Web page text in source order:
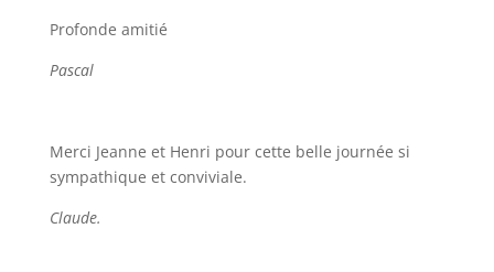
Profonde amitié
Pascal
Merci Jeanne et Henri pour cette belle journée si
sympathique et conviviale.
Claude.